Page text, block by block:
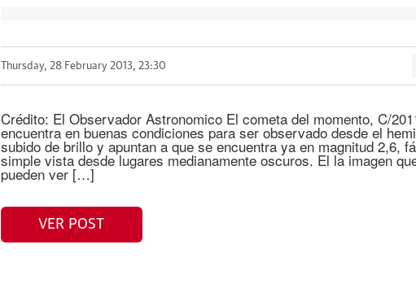
Thursday, 28 February 2013, 23:30
Crédito: El Observador Astronomico El cometa del momento, C/
encuentra en buenas condiciones para ser observado desde el
subido de brillo y apuntan a que se encuentra ya en magnitud 2,6,
simple vista desde lugares medianamente oscuros. El la imagen
pueden ver […]
VER POST